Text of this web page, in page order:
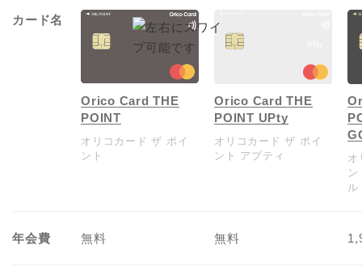
カード名
Orico Card THE
POINT
オリコカード ザ ポイ
ント
Orico Card THE
POINT UPty
オリコカード ザ ポイ
ント アプティ
オ
ル
年会費 無料 無料